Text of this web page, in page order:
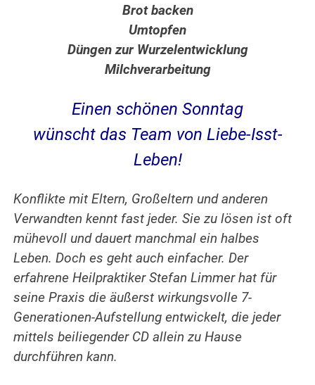
Brot backen
Umtopfen
Düngen zur Wurzelentwicklung
Milchverarbeitung
Einen schönen Sonntag
wünscht das Team von Liebe-Isst-
Leben!
Konflikte mit Eltern, Großeltern und anderen
Verwandten kennt fast jeder. Sie zu lösen ist oft
mühevoll und dauert manchmal ein halbes
Leben. Doch es geht auch einfacher. Der
erfahreneHeilpraktiker Stefan Limmer hat für
seine Praxis die äußerst wirkungsvolle 7-
Generationen-Aufstellung entwickelt, die jeder
mittels beiliegender CD allein zu Hause
durchführen kann.